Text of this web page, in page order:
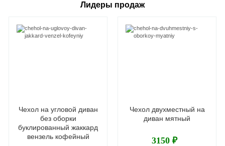
Лидеры продаж
Чехол на угловой диван
без оборки
буклированный жаккард
вензель кофейный
Чехол двухместный на
диван мятный
3150 ₽